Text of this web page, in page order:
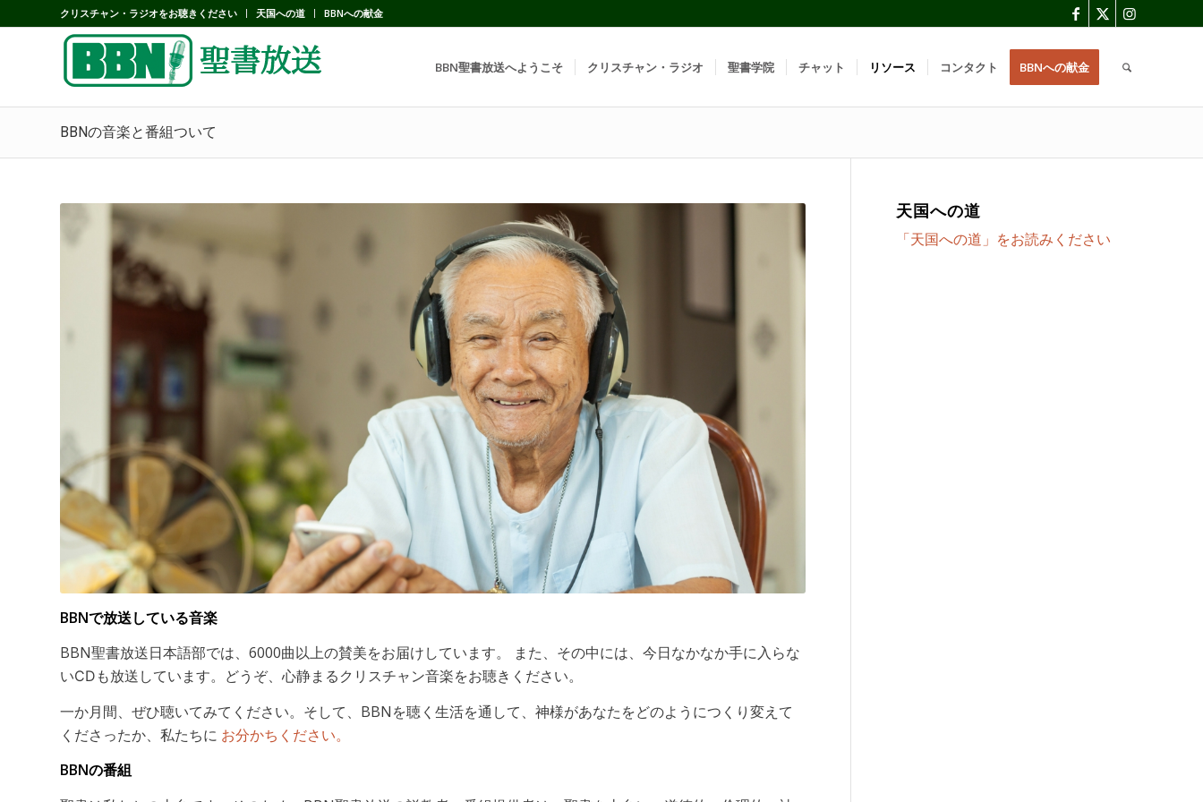
クリスチャン・ラジオをお聴きください 天国への道 BBNへの献金
BBN聖書放送へようこそ クリスチャン・ラジオ 聖書学院 チャット リソース コンタクト BBNへの献金
BBNの音楽と番組ついて
BBNで放送している音楽
BBN聖書放送日本語部では、6000曲以上の賛美をお届けしています。
また、その中には、今日なかなか手に入らな
いCDも放送しています。どうぞ、心静まるクリスチャン音楽をお聴きください。
一か月間、ぜひ聴いてみてください。そして、BBNを聴く生活を通して、神様があなたをどのようにつくり変えて
くださったか、私たちに お分かちください。
BBNの番組
天国への道
「天国への道」をお読みください